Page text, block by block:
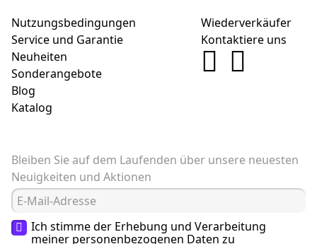
Nutzungsbedingungen
Service und Garantie
Neuheiten
Sonderangebote
Blog
Katalog
Wiederverkäufer
Kontaktiere uns
Bleiben Sie auf dem Laufenden über unsere neuesten
Neuigkeiten und Aktionen
Ich stimme der Erhebung und Verarbeitung
meiner personenbezogenen Daten zu